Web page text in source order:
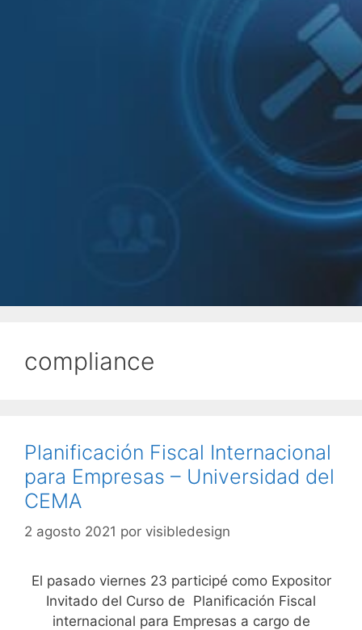
compliance
Planificación Fiscal Internacional
para Empresas – Universidad del
CEMA
2 agosto 2021 por visibledesign
El pasado viernes 23 participé como Expositor
Invitado del Curso de Planificación Fiscal
internacional para Empresas a cargo de